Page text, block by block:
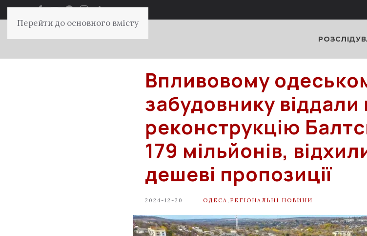
Перейти до основного вмісту
Впливовому
забудовнику віддали
реконструкцію
179 мільйонів,
дешеві пропозиції
2024-12-20 ОДЕСА РЕГІОНАЛЬНІ НОВИНИ